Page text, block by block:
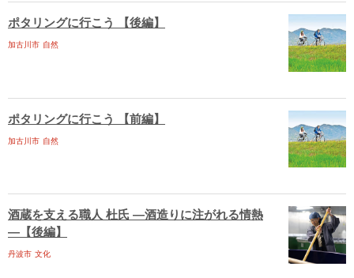
ポタリングに行こう 【後編】
加古川市 自然
ポタリングに行こう 【前編】
加古川市 自然
酒蔵を支える職人 杜氏 ―酒造りに注がれる情熱
―【後編】
丹波市 文化